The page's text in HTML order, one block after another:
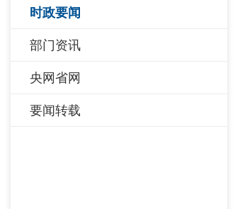
时政要闻
部门资讯
央网省网
要闻转载